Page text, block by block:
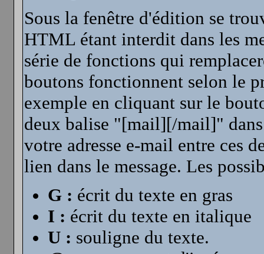
Sous la fenêtre d'édition se
HTML étant interdit dans les
série de fonctions qui
boutons fonctionnent selon le
exemple en cliquant sur le
deux balise "[mail][/mail]"
votre adresse e-mail entre ces
lien dans le message. Les
G : écrit du texte en gras
I : écrit du texte en italique
U : souligne du texte.